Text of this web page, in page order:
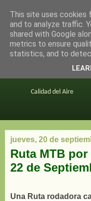
en bici
Este blog
Calidad del Aire
jueves, 20 de
Ruta MTB
22 de
Una Ruta rodadora
This site uses cookies
and to analyze traffic.
shared with Google
metrics to ensure
statistics, and to